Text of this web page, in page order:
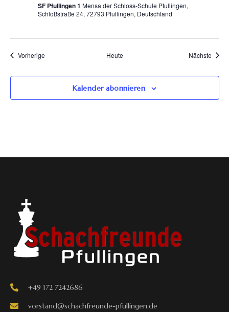
SF Pfullingen 1 Mensa der Schloss-Schule Pfullingen,
Schloßstraße 24, 72793 Pfullingen, Deutschland
VorherigeVeranstaltungen Heute Nächste
Kalender abonnieren
+49 172 7242686
vorstand@schachfreunde-pfullingen.de